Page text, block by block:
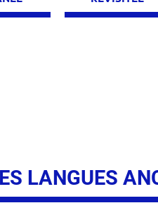
LANGUES